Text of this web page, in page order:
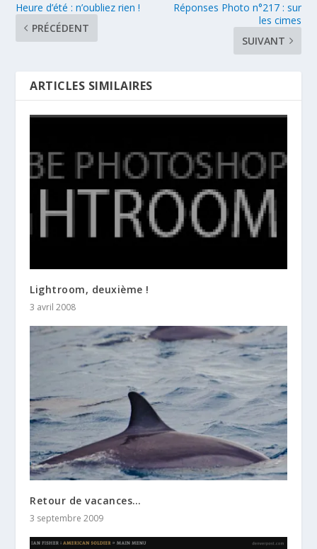
Heure d’été : n’oubliez rien !
PRÉCÉDENT
Réponses Photo n°217 : sur
les cimes
SUIVANT
ARTICLES SIMILAIRES
Lightroom, deuxième !
3 avril 2008
Retour de vacances…
3 septembre 2009